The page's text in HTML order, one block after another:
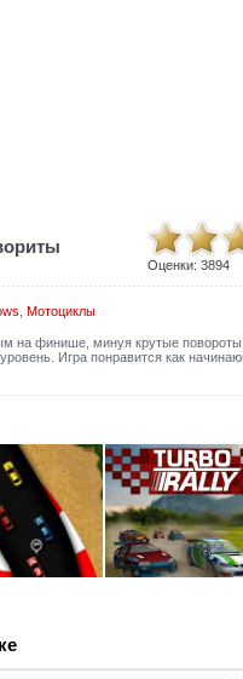
Оценки: 3894
Мотоциклы
на финише, минуя крутые повороты
Игра понравится как